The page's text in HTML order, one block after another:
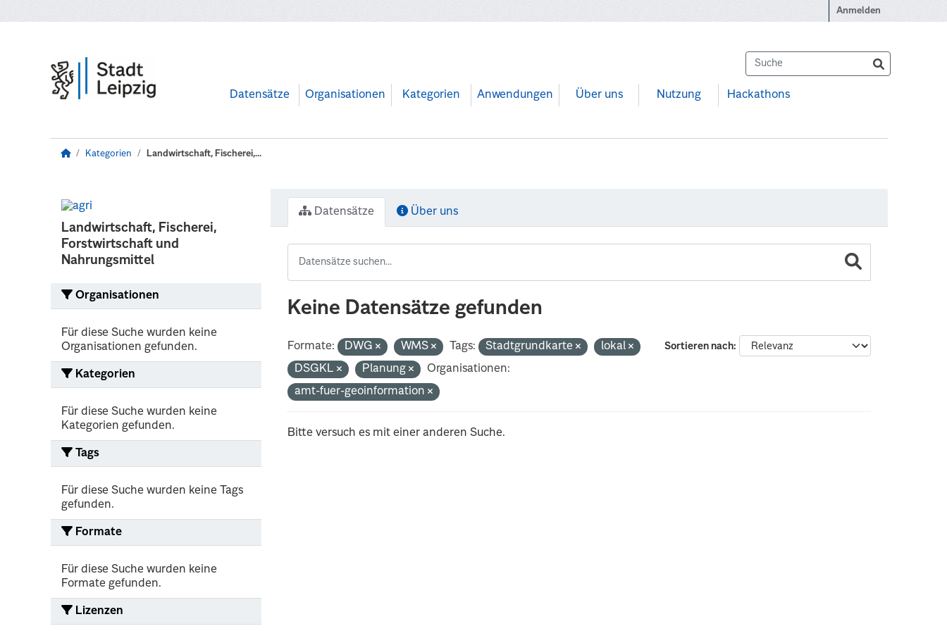
Anmelden
Datensätze Organisationen Kategorien Anwendungen Über uns Nutzung Hackathons
Kategorien Landwirtschaft, Fischerei,...
Landwirtschaft, Fischerei,
Forstwirtschaft und
Nahrungsmittel
Organisationen
Für diese Suche wurden keine
Organisationen gefunden.
Kategorien
Für diese Suche wurden keine
Kategorien gefunden.
Tags
Für diese Suche wurden keine Tags
gefunden.
Formate
Für diese Suche wurden keine
Formate gefunden.
Lizenzen
Datensätze Über uns
Keine Datensätze gefunden
Sortieren nach
Formate: DWG WMS Tags: Stadtgrundkarte
lokal
DSGKL
Planung
Organisationen:
amt-fuer-geoinformation
Bitte versuch es mit einer anderen Suche.